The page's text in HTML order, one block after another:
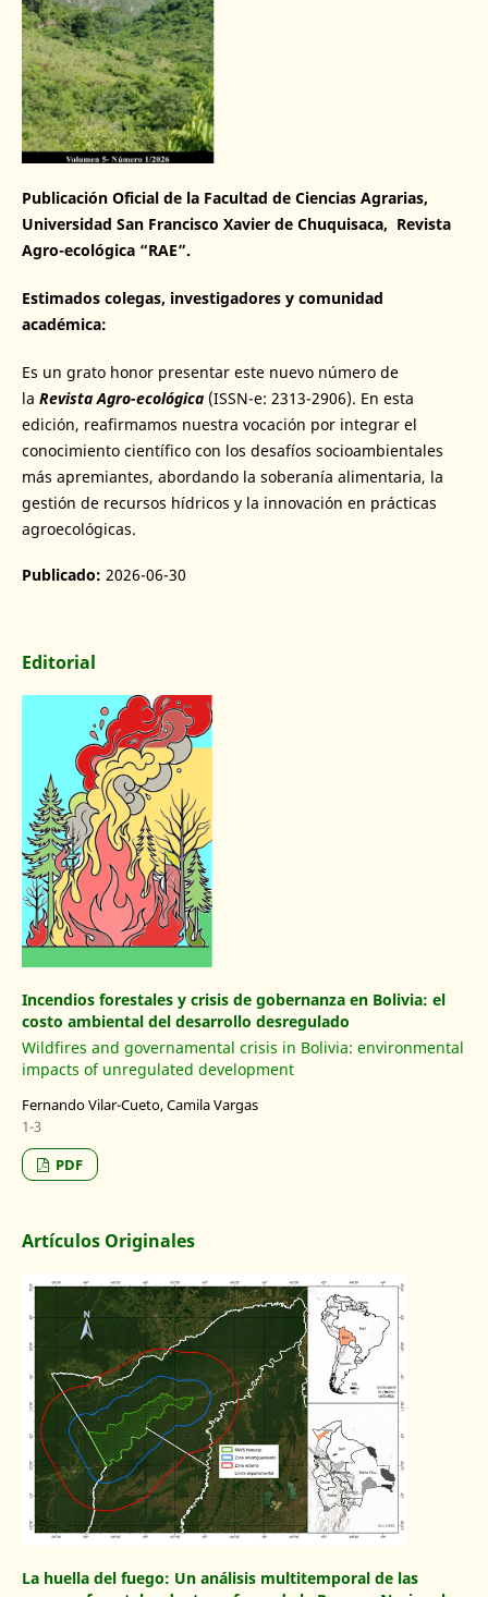
Publicación Oficial de la Facultad de Ciencias Agrarias,
Universidad San Francisco Xavier de Chuquisaca, Revista
Agro-ecológica “RAE”.
Estimados colegas, investigadores y comunidad
académica:
Es un grato honor presentar este nuevo número de
la Revista Agro-ecológica(ISSN-e: 2313-2906). En esta
edición, reafirmamos nuestra vocación por integrar el
conocimiento científico con los desafíos socioambientales
más apremiantes, abordando la soberanía alimentaria, la
gestión de recursos hídricos y la innovación en prácticas
agroecológicas.
Publicado: 2026-06-30
Editorial
Incendios forestales y crisis de gobernanza en Bolivia: el
costo ambiental del desarrollo desregulado
Wildfires and governamental crisis in Bolivia: environmental
impacts of unregulated development
Fernando Vilar-Cueto, Camila Vargas
1-3
PDF
Artículos Originales
La huella del fuego: Un análisis multitemporal de las